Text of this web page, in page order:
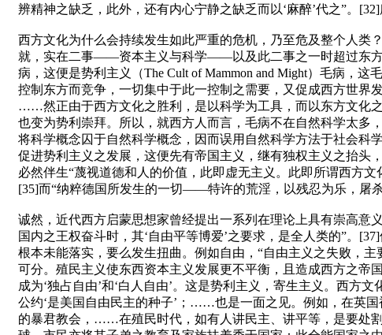
辨精神之缺乏，此外，还有内心宁静之缺乏而以‘麻醉’代之”。
西方文化为什么会持续发生如此严重的危机，乃至危及整个人类
就，实在二事——资本主义与科学——以及此二事之一时超过东方
病，这便是势利主义（The Cult of Mammon and Might）毛病，
控制东方而竞争，一切集中于此一控制之需要，又促成西方世界
……然正由于西方文化之胜利，是以科学为工具，而以东方文化
也变为势利崇拜。所以，就西方人而言，毛病不在自然科学太多
将科学概念囚于自然科学概念，因而误用自然科学方法于社会科
促进势利主义之发展，这便先有帝国主义，继有独权主义之抬头
必然伴生“蔑视道德和人的价值，此即虚无主义。此即所谓西方
[35]而“纳粹德国所发生的一切——特许的荒淫，以残忍为乐，屠
诚然，近代西方启蒙思想家曾经提出一系列在理论上具有崇高意
国内之王权奋斗时，其‘自由平等博爱’之要求，是全人类的”。
根本未能落实，要么发生扭曲。例如自由，“自由主义之失败，
可分。殖民主义使东西资本主义发展更不平衡，且造成西方之
成为‘独占自由’和‘白人自由’。这是势利主义，寄生主义。西方
公约‘是美国自由民主的种子’；……也是一面之见。例如，在英
的暴君教会，……在殖民时代，如有人讲民主、讲平等，是要处